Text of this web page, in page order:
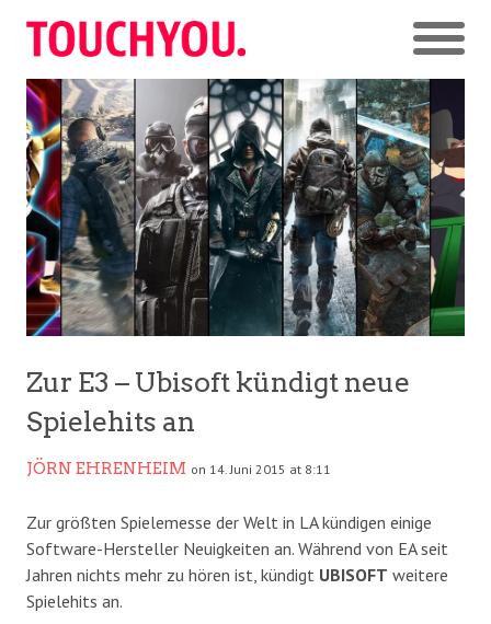
Zur E3 – Ubisoft kündigt neue
Spielehits an
JÖRN EHRENHEIM on 14. Juni 2015 at 8:11
Zur größten Spielemesse der Welt in LA kündigen einige
Software-Hersteller Neuigkeiten an. Während von EA seit
Jahren nichts mehr zu hören ist, kündigt UBISOFT weitere
Spielehits an.